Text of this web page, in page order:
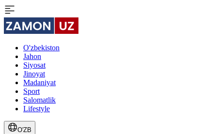
O'zbekiston
Jahon
Siyosat
Jinoyat
Madaniyat
Sport
Salomatlik
Lifestyle
O'ZB